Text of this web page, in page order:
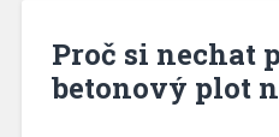
Proč si nechat
betonový plot